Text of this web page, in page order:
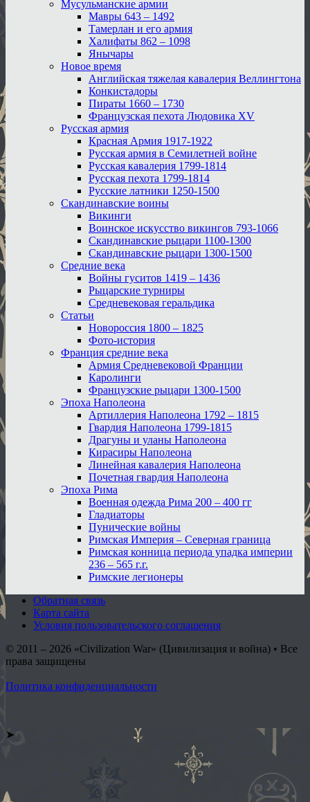
Мусульманские армии
Мавры 643 – 1492
Тамерлан и его армия
Халифаты 862 – 1098
Янычары
Новое время
Английская тяжелая кавалерия Веллингтона
Конкистадоры
Пираты 1660 – 1730
Французская пехота Людовика XV
Русская армия
Красная Армия 1917-1922
Русская армия в Семилетней войне
Русская кавалерия 1799-1814
Русская пехота 1799-1814
Русские латники 1250-1500
Скандинавские воины
Викинги
Воинское искусство викингов 793-1066
Скандинавские рыцари 1100-1300
Скандинавские рыцари 1300-1500
Средние века
Войны гуситов 1419 – 1436
Рыцарские турниры
Средневековая геральдика
Статьи
Новороссия 1800 – 1825
Фото-история
Франция средние века
Армия Средневековой Франции
Каролинги
Французские рыцари 1300-1500
Эпоха Наполеона
Артиллерия Наполеона 1792 – 1815
Гвардия Наполеона 1799-1815
Драгуны и уланы Наполеона
Кирасиры Наполеона
Линейная кавалерия Наполеона
Почетная гвардия Наполеона
Эпоха Рима
Военная одежда Рима 200 – 400 гг
Гладиаторы
Пунические войны
Римская Империя – Северная граница
Римская конница периода упадка империи
236 – 565 г.г.
Римские легионеры
Обратная связь
Карта сайта
Условия пользовательского соглашения
© 2011 – 2026 «Civilization War» (Цивилизация и война) • Все
права защищены
Политика конфиденциальности
➤